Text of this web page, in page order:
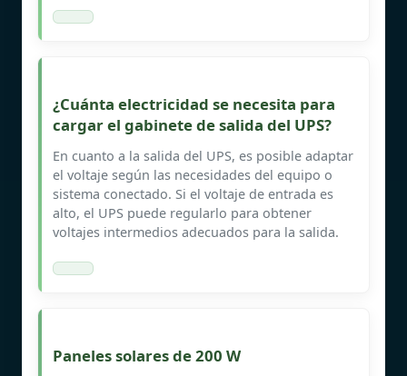
¿Cuánta electricidad se necesita para
cargar el gabinete de salida del UPS?
En cuanto a la salida del UPS, es posible adaptar
el voltaje según las necesidades del equipo o
sistema conectado. Si el voltaje de entrada es
alto, el UPS puede regularlo para obtener
voltajes intermedios adecuados para la salida.
Paneles solares de 200 W